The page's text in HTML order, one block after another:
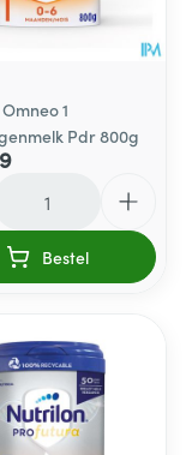
1
Pdr 800g
Bestel